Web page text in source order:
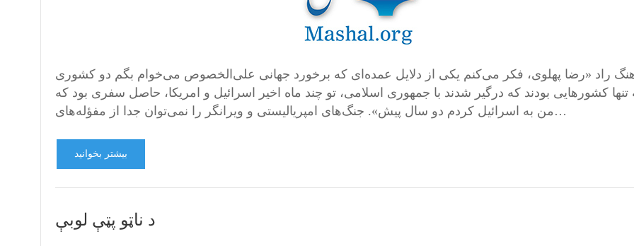
راد «رضا پهلوی، فکر می‌کنم یکی از دلایل عمده‌ای که برخورد جهانی علی‌الخصوص می‌خوام بگم دو کشوری
تنها کشورهایی بودند که درگیر شدند با جمهوری اسلامی، تو چند ماه اخیر اسرائیل و امریکا، حاصل سفری بود که
من به اسرائیل کردم دو سال پیش». جنگ‌های امپریالیستی و ویرانگر را نمی‌توان جدا از مفؤله‌های…
بیشتر بخوانید
د ناټو پټې لوبې